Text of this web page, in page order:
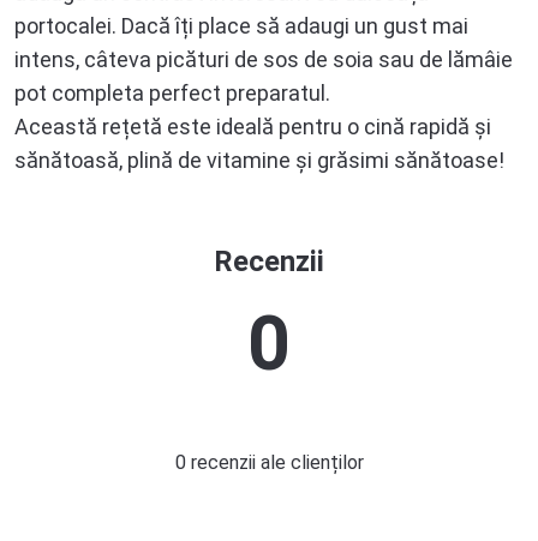
portocalei. Dacă îți place să adaugi un gust mai
intens, câteva picături de sos de soia sau de lămâie
pot completa perfect preparatul.
Această rețetă este ideală pentru o cină rapidă și
sănătoasă, plină de vitamine și grăsimi sănătoase!
Recenzii
0
0 recenzii ale clienților